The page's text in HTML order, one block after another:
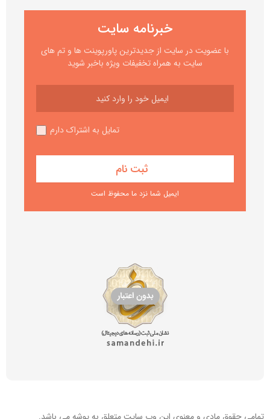
خبرنامه سایت
با عضویت در سایت از جدیدترین پاورپوینت ها و تم های
سایت به همراه تخفیفات ویژه باخبر شوید
تمایل به اشتراک دارم
ایمیل شما نزد ما محفوظ است